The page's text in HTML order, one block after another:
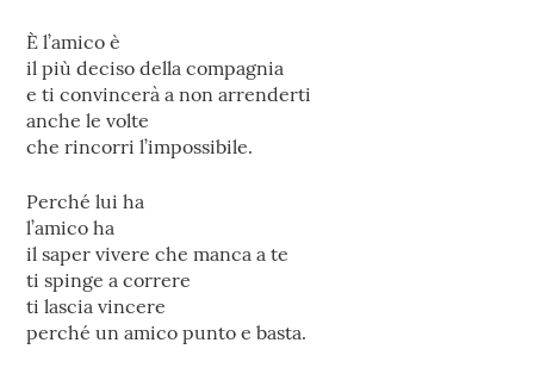
È l’amico è
il più deciso della compagnia
e ti convincerà a non arrenderti
anche le volte
che rincorri l’impossibile.
Perché lui ha
l’amico ha
il saper vivere che manca a te
ti spinge a correre
ti lascia vincere
perché un amico punto e basta.